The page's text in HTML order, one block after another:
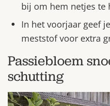
bij om hem netjes te
In het voorjaar geef
meststof voor extra
Passiebloem
schutting